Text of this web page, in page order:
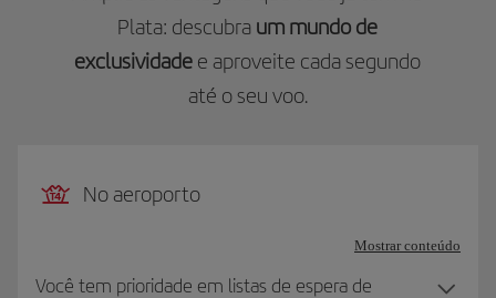
Plata: descubra um mundo de
exclusividade e aproveite cada segundo
até o seu voo.
No aeroporto
Mostrar conteúdo
Você tem prioridade em listas de espera de